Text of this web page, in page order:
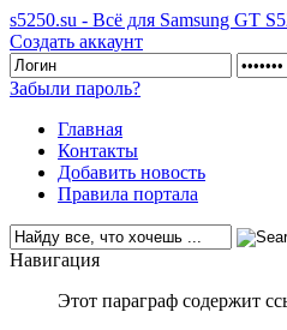
s5250.su - Всё для Samsung GT
Создать аккаунт
Забыли пароль?
Главная
Контакты
Добавить новость
Правила портала
Навигация
Этот параграф содержит